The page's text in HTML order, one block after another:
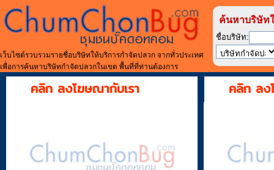
เว็บไซต์รวบรวมรายชื่อบริษัทให้บริการกำจัดปลวก จากทั่วประเทศ
เพื่อการค้นหาบริษัทกำจัดปลวกในเขต พื้นที่ที่ท่านต้องการ
ค้นหาบริษัท
ชื่อบริษัท:
คลิก ลงโฆษณากับเรา คลิก ลง